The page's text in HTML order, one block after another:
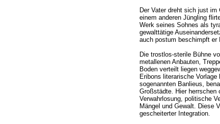
Der Vater dreht sich just
einem anderen Jüngling
Werk seines Sohnes als
gewalttätige
auch postum beschimpft er
Die trostlos-sterile Bühne
metallenen Anbauten,
Boden verteilt liegen
Eribons literarische
sogenannten Banlieus,
Großstädte. Hier
Verwahrlosung, politische
Mängel und Gewalt. Diese
gescheiterter Integration.